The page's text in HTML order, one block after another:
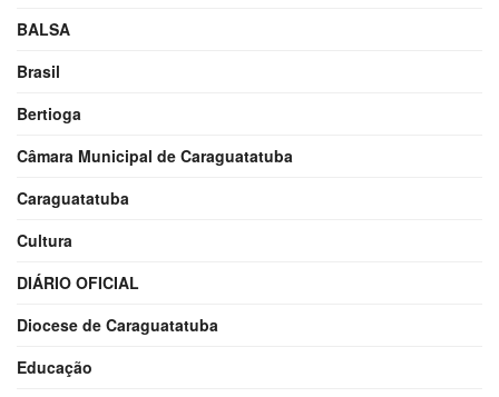
BALSA
Brasil
Bertioga
Câmara Municipal de Caraguatatuba
Caraguatatuba
Cultura
DIÁRIO OFICIAL
Diocese de Caraguatatuba
Educação